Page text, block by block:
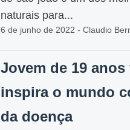
naturais para...
6 de junho de 2022 - Claudio
Jovem de 19
inspira o mundo
da doença